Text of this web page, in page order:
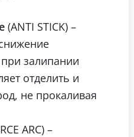
(ANTI STICK) –
залипании
отделить и
не прокаливая
ARC) –